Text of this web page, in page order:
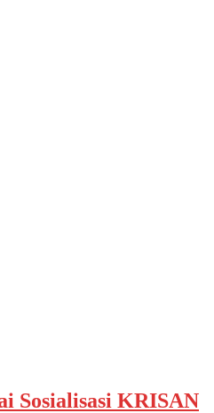
Sosialisasi KRISAN